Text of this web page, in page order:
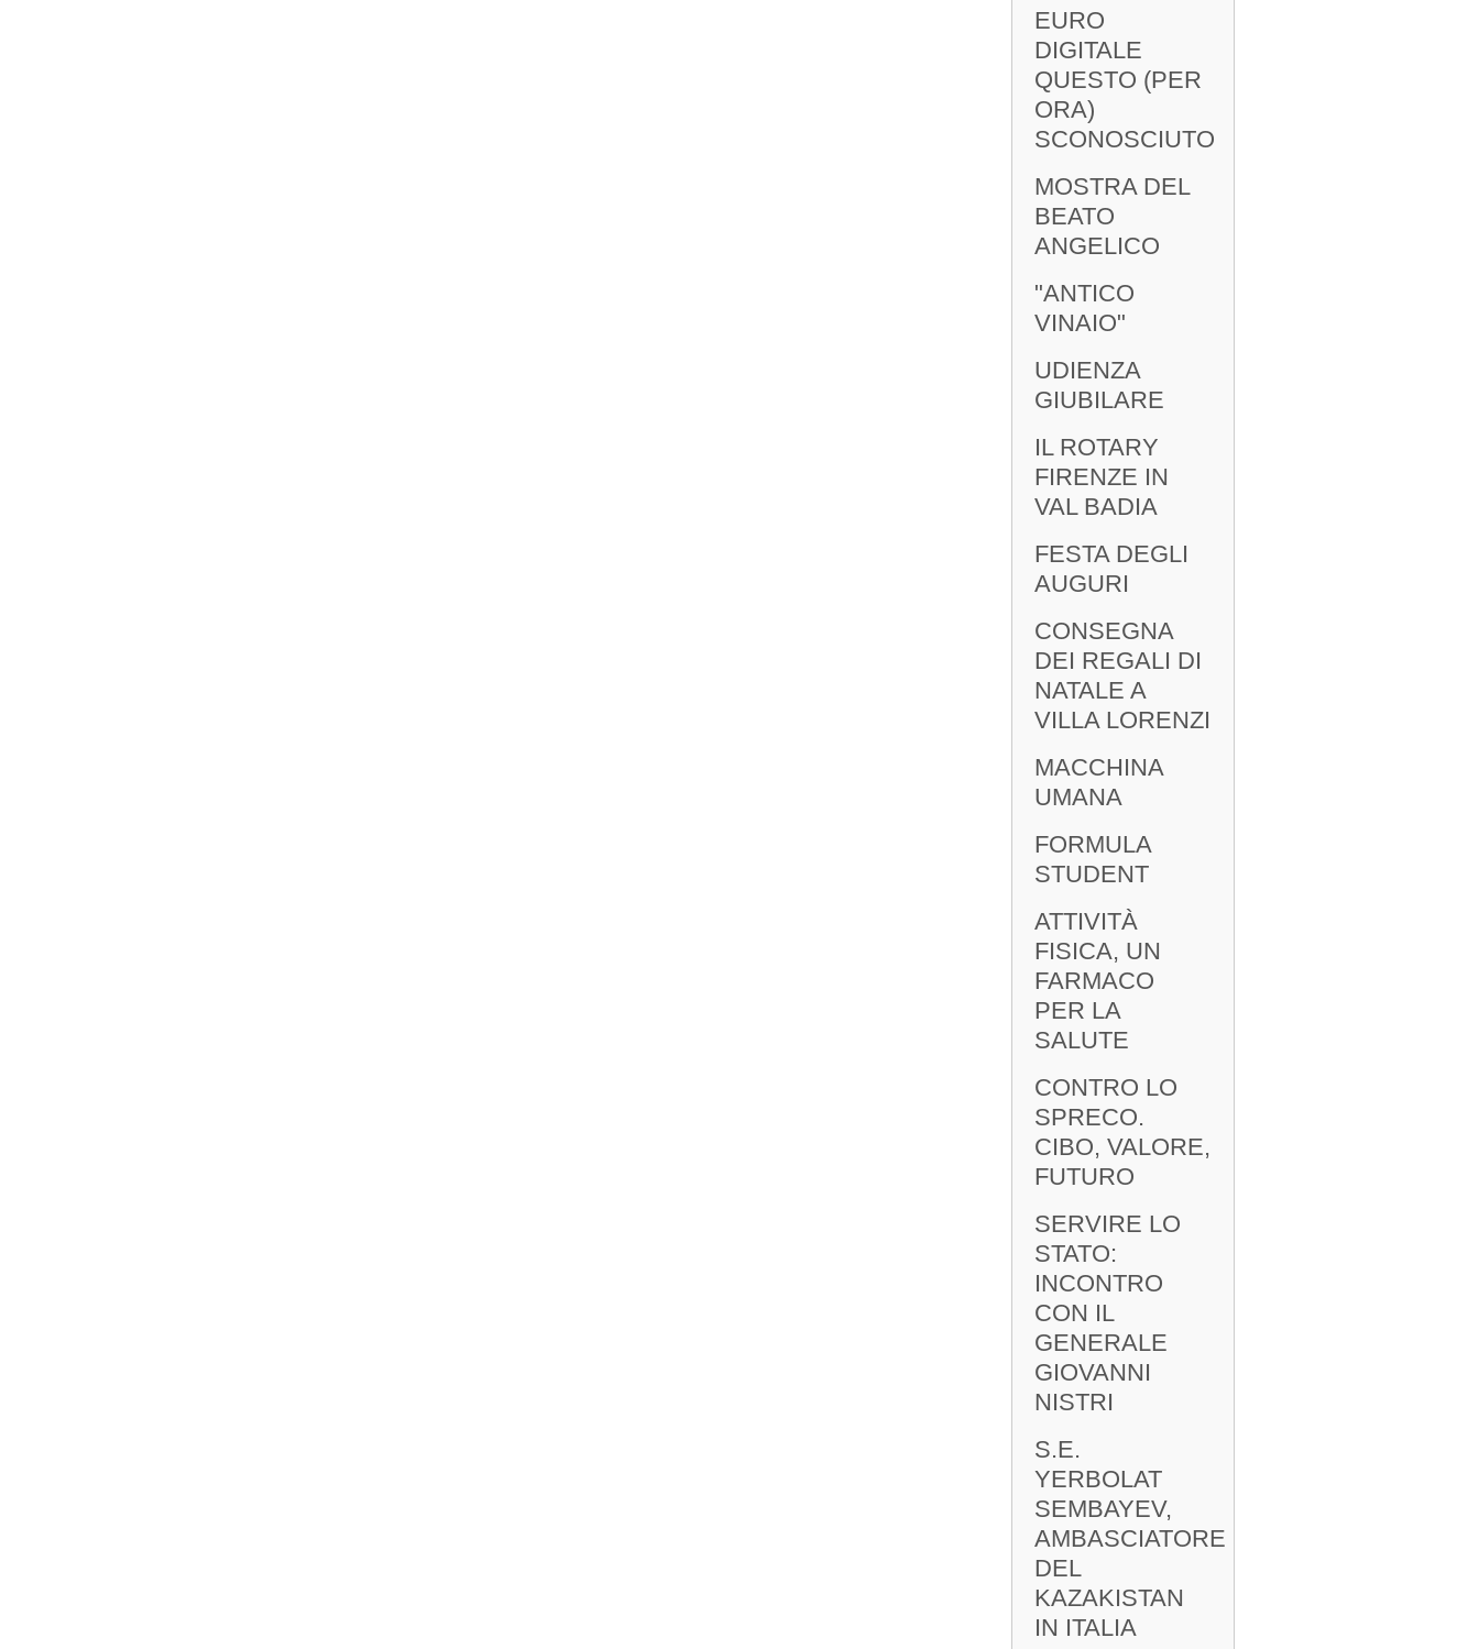
EURO
DIGITALE
QUESTO (PER
ORA)
SCONOSCIUTO
MOSTRA DEL
BEATO
ANGELICO
"ANTICO
VINAIO"
UDIENZA
GIUBILARE
IL ROTARY
FIRENZE IN
VAL BADIA
FESTA DEGLI
AUGURI
CONSEGNA
DEI REGALI DI
NATALE A
VILLA LORENZI
MACCHINA
UMANA
FORMULA
STUDENT
ATTIVITÀ
FISICA, UN
FARMACO
PER LA
SALUTE
CONTRO LO
SPRECO.
CIBO, VALORE,
FUTURO
SERVIRE LO
STATO:
INCONTRO
CON IL
GENERALE
GIOVANNI
NISTRI
S.E.
YERBOLAT
SEMBAYEV,
AMBASCIATORE
DEL
KAZAKISTAN
IN ITALIA